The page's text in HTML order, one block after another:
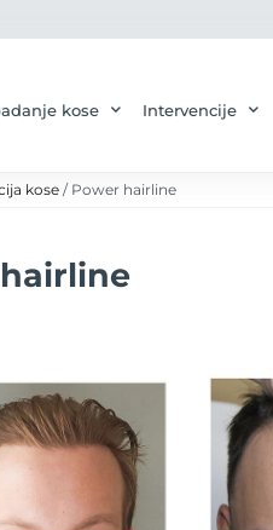
kose Intervencije
kose/ Power hairline